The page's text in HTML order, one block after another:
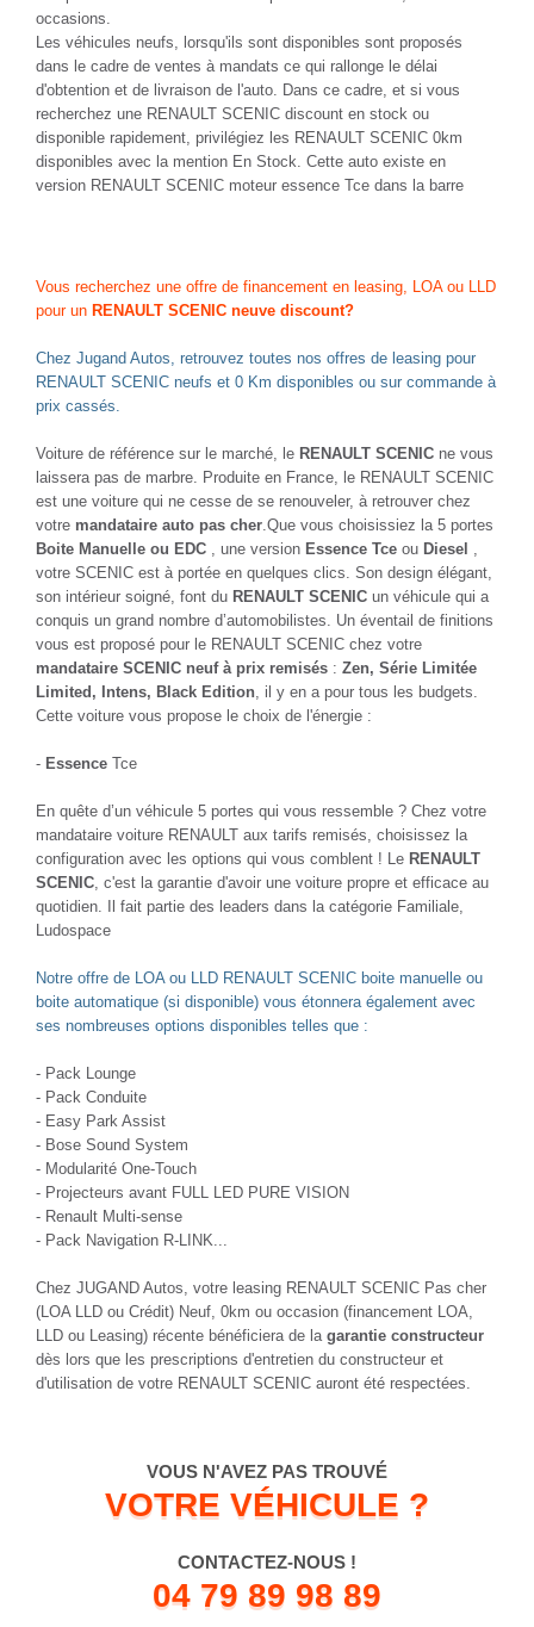
occasions.
Les véhicules neufs, lorsqu'ils sont disponibles sont proposés
dans le cadre de ventes à mandats ce qui rallonge le délai
d'obtention et de livraison de l'auto. Dans ce cadre, et si vous
recherchez une RENAULT SCENIC discount en stock ou
disponible rapidement, privilégiez les RENAULT SCENIC 0km
disponibles avec la mention En Stock. Cette auto existe en
version RENAULT SCENIC moteur essence Tce dans la barre
Vous recherchez une offre de financement en leasing, LOA ou LLD
pour un RENAULT SCENIC neuve discount?
Chez Jugand Autos, retrouvez toutes nos offres de leasing pour
RENAULT SCENIC neufs et 0 Km disponibles ou sur commande à
prix cassés.
Voiture de référence sur le marché, le RENAULT SCENIC ne vous
laissera pas de marbre. Produite en France, le RENAULT SCENIC
est une voiture qui ne cesse de se renouveler, à retrouver chez
votre mandataire auto pas cher .Que vous choisissiez la 5 portes
Boite Manuelle ou EDC , une version Essence Tce ou Diesel
votre SCENIC est à portée en quelques clics. Son design élégant,
son intérieur soigné, font du RENAULT SCENIC un véhicule qui a
conquis un grand nombre d’automobilistes. Un éventail de finitions
vous est proposé pour le RENAULT SCENIC chez votre
mandataire SCENIC neuf à prix remisés : Zen, Série Limitée
Limited, Intens, Black Edition , il y en a pour tous les budgets.
Cette voiture vous propose le choix de l'énergie :
- Essence Tce
En quête d’un véhicule 5 portes qui vous ressemble ? Chez votre
mandataire voiture RENAULT aux tarifs remisés, choisissez la
configuration avec les options qui vous comblent ! Le RENAULT
SCENIC , c'est la garantie d'avoir une voiture propre et efficace au
quotidien. Il fait partie des leaders dans la catégorie Familiale,
Ludospace
Notre offre de LOA ou LLD RENAULT SCENIC boite manuelle ou
boite automatique (si disponible) vous étonnera également avec
ses nombreuses options disponibles telles que :
- Pack Lounge
- Pack Conduite
- Easy Park Assist
- Bose Sound System
- Modularité One-Touch
- Projecteurs avant FULL LED PURE VISION
- Renault Multi-sense
- Pack Navigation R-LINK...
Chez JUGAND Autos, votre leasing RENAULT SCENIC Pas cher
(LOA LLD ou Crédit) Neuf, 0km ou occasion (financement LOA,
LLD ou Leasing) récente bénéficiera de la garantie constructeur
dès lors que les prescriptions d'entretien du constructeur et
d'utilisation de votre RENAULT SCENIC auront été respectées.
VOUS N'AVEZ PAS TROUVÉ
VOTRE VÉHICULE ?
CONTACTEZ-NOUS !
04 79 89 98 89